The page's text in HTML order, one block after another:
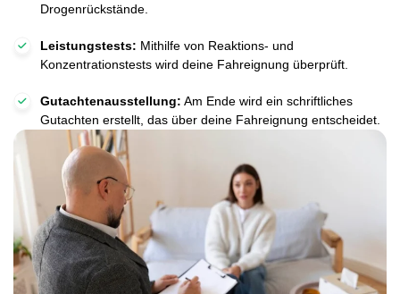
Drogenrückstände.
Leistungstests: Mithilfe von Reaktions- und
Konzentrationstests wird deine Fahreignung überprüft.
Gutachtenausstellung: Am Ende wird ein schriftliches
Gutachten erstellt, das über deine Fahreignung entscheidet.